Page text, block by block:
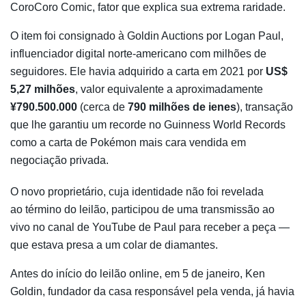
CoroCoro Comic, fator que explica sua extrema raridade.
O item foi consignado à Goldin Auctions por Logan Paul,
influenciador digital norte-americano com milhões de
seguidores. Ele havia adquirido a carta em 2021 por US$
5,27 milhões, valor equivalente a aproximadamente
¥790.500.000 (cerca de 790 milhões de ienes), transação
que lhe garantiu um recorde no Guinness World Records
como a carta de Pokémon mais cara vendida em
negociação privada.
O novo proprietário, cuja identidade não foi revelada
ao término do leilão, participou de uma transmissão ao
vivo no canal de YouTube de Paul para receber a peça —
que estava presa a um colar de diamantes.
Antes do início do leilão online, em 5 de janeiro, Ken
Goldin, fundador da casa responsável pela venda, já havia